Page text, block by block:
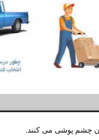
آن چشم پوشی می کنند.